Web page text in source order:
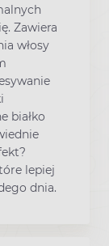
Zawiera
włosy
białko
lepiej
dnia.